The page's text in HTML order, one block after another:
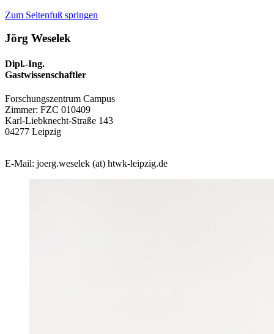
Zum Seitenfuß springen
Jörg Weselek
Dipl.-Ing.
Gastwissenschaftler
Forschungszentrum Campus
Zimmer: FZC 010409
Karl-Liebknecht-Straße 143
04277 Leipzig
E-Mail: joerg.weselek (at) htwk-leipzig.de